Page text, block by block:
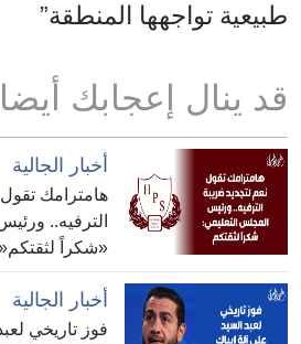
طبيعية تواجهها المنطقة”
قد ينال إعجابك أيضا
أخبار الجالية
هامترامك
الترفيه..
«شكراً
أخبار الجالية
فوز تاريخي